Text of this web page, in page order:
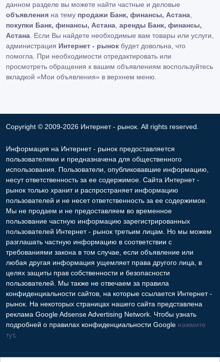
данном разделе вы можете найти частные и деловые
объявления на тему продажи Банк, финансы, Астана
покупки Банк, финансы, Астана аренды Банк, финансы,
Астана . Если Вы найдете необходимые вам товары или услуги,
администрация Интернет - рынок будет довольна, что
помогла. При необходимости отредактировать или
просмотреть обращения к вашим объявлениям воспользуйтесь
вкладкой «Мои объявления» в верхнем меню.
Copyright © 2009-2026 Интернет - рынок. All rights reserved.
Информация на Интернет - рынок предоставляется
пользователями и предназначена для общественного
использования. Пользователи, опубликовавшие информацию,
несут ответственность за ее содержимое. Сайта Интернет -
рынок только хранит и распространяет информацию
пользователей и не несет ответственность за ее содержимое.
Мы не продаем и не предоставляем во временное
пользование частную информацию зарегистрированных
пользователей Интернет - рынок третьим лицам. Но мы можем
разглашать частную информацию в соответствии с
требованиями закона в том случае, если объявление или
любая другая информация ущемляет права другого лица, в
целях защиты прав собственности и безопасности
пользователей. Мы также не отвечаем за правила
конфиденциальности сайтов, на которые ссылается Интернет -
рынок. На некоторых страницах нашего сайта представлена
реклама Google Adsense Advertising Network. Чтобы узнать
подробней о правилах конфиденциальности Google нажмите
тут.